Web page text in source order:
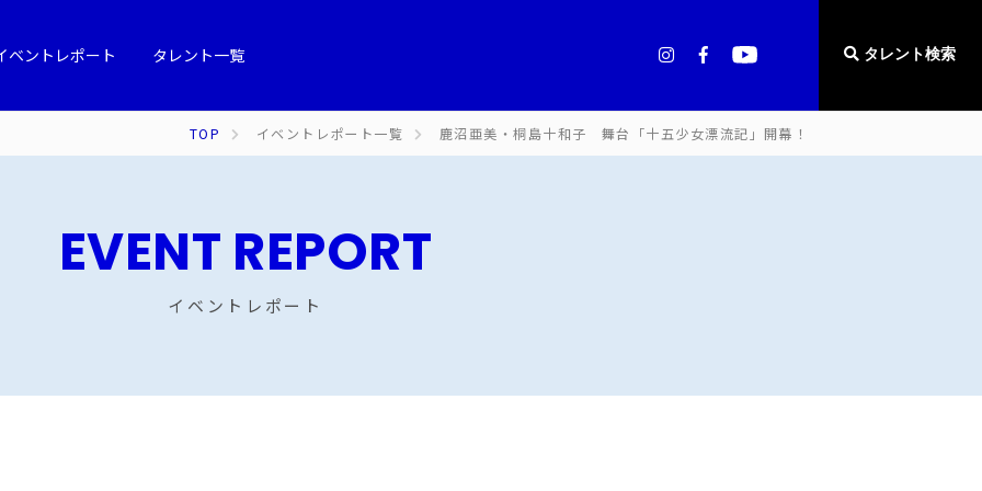
ベントレポート タレント一覧 タレント検索
TOP イベントレポート一覧 鹿沼亜美・桐島十和子 舞台「十五少女漂流記」開幕！
EVENT REPORT
イベントレポート